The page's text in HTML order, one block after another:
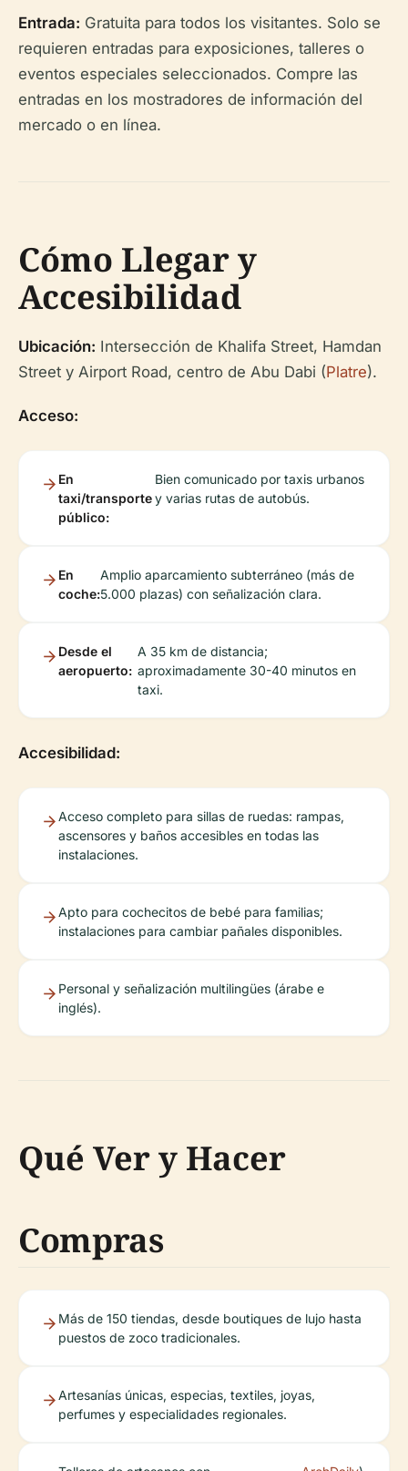
Entrada: Gratuita para todos los visitantes. Solo se
requieren entradas para exposiciones, talleres o
eventos especiales seleccionados. Compre las
entradas en los mostradores de información del
mercado o en línea.
Cómo Llegar y
Accesibilidad
Ubicación: Intersección de Khalifa Street, Hamdan
Street y Airport Road, centro de Abu Dabi (Platre).
Acceso:
En
taxi/transporte
público:
Bien comunicado por taxis urbanos
y varias rutas de autobús.
En
coche:
Amplio aparcamiento subterráneo (más de
5.000 plazas) con señalización clara.
Desde el
aeropuerto:
A 35 km de distancia;
aproximadamente 30-40 minutos en
taxi.
Accesibilidad:
Acceso completo para sillas de ruedas: rampas,
ascensores y baños accesibles en todas las
instalaciones.
Apto para cochecitos de bebé para familias;
instalaciones para cambiar pañales disponibles.
Personal y señalización multilingües (árabe e
inglés).
Qué Ver y Hacer
Compras
Más de 150 tiendas, desde boutiques de lujo hasta
puestos de zoco tradicionales.
Artesanías únicas, especias, textiles, joyas,
perfumes y especialidades regionales.